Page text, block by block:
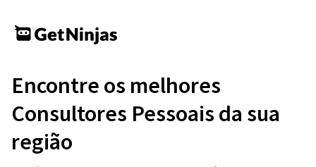
Encontre os melhores
Consultores Pessoais da sua
região